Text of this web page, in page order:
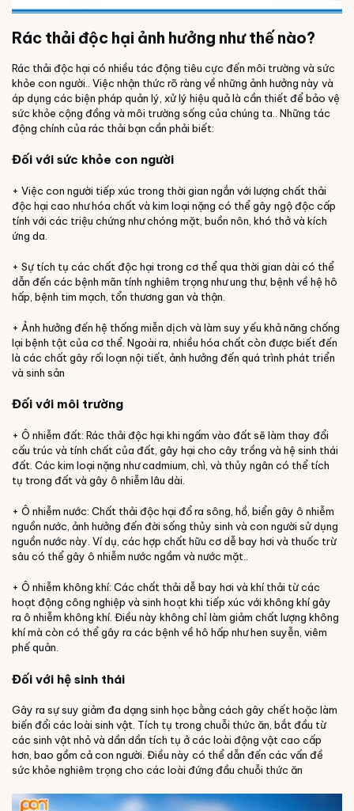
Rác thải độc hại ảnh hưởng như thế nào?
Rác thải độc hại có nhiều tác động tiêu cực đến môi trường và sức
khỏe con người.. Việc nhận thức rõ ràng về những ảnh hưởng này và
áp dụng các biện pháp quản lý, xử lý hiệu quả là cần thiết để bảo vệ
sức khỏe cộng đồng và môi trường sống của chúng ta.. Những tác
động chính của rác thải bạn cần phải biết:
Đối với sức khỏe con người
+ Việc con người tiếp xúc trong thời gian ngắn với lượng chất thải
độc hại cao như hóa chất và kim loại nặng có thể gây ngộ độc cấp
tính với các triệu chứng như chóng mặt, buồn nôn, khó thở và kích
ứng da.
+ Sự tích tụ các chất độc hại trong cơ thể qua thời gian dài có thể
dẫn đến các bệnh mãn tính nghiêm trọng như ung thư, bệnh về hệ hô
hấp, bệnh tim mạch, tổn thương gan và thận.
+ Ảnh hưởng đến hệ thống miễn dịch và làm suy yếu khả năng chống
lại bệnh tật của cơ thể. Ngoài ra, nhiều hóa chất còn được biết đến
là các chất gây rối loạn nội tiết, ảnh hưởng đến quá trình phát triển
và sinh sản
Đối với môi trường
+ Ô nhiễm đất: Rác thải độc hại khi ngấm vào đất sẽ làm thay đổi
cấu trúc và tính chất của đất, gây hại cho cây trồng và hệ sinh thái
đất. Các kim loại nặng như cadmium, chì, và thủy ngân có thể tích
tụ trong đất và gây ô nhiễm lâu dài.
+ Ô nhiễm nước: Chất thải độc hại đổ ra sông, hồ, biển gây ô nhiễm
nguồn nước, ảnh hưởng đến đời sống thủy sinh và con người sử dụng
nguồn nước này. Ví dụ, các hợp chất hữu cơ dễ bay hơi và thuốc trừ
sâu có thể gây ô nhiễm nước ngầm và nước mặt..
+ Ô nhiễm không khí: Các chất thải dễ bay hơi và khí thải từ các
hoạt động công nghiệp và sinh hoạt khi tiếp xúc với không khí gây
ra ô nhiễm không khí. Điều này không chỉ làm giảm chất lượng không
khí mà còn có thể gây ra các bệnh về hô hấp như hen suyễn, viêm
phế quản.
Đối với hệ sinh thái
Gây ra sự suy giảm đa dạng sinh học bằng cách gây chết hoặc làm
biến đổi các loài sinh vật. Tích tụ trong chuỗi thức ăn, bắt đầu từ
các sinh vật nhỏ và dần dần tích tụ ở các loài động vật cao cấp
hơn, bao gồm cả con người. Điều này có thể dẫn đến các vấn đề
sức khỏe nghiêm trọng cho các loài đứng đầu chuỗi thức ăn